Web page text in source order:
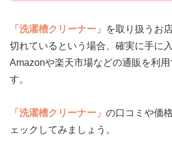
「洗濯槽クリーナー」
を取り扱うお
切れているという場合、確実に手に
Amazonや楽天市場などの通販を利
す。
「洗濯槽クリーナー」 の口コミや価
ェックしてみましょう。